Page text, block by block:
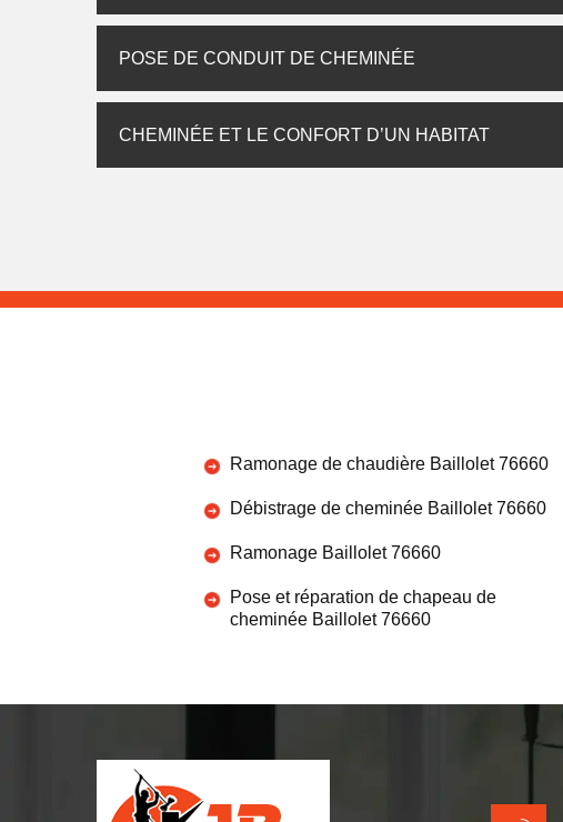
POSE DE CONDUIT DE CHEMINÉE
CHEMINÉE ET LE CONFORT D’UN HABITAT
Ramonage de chaudière Baillolet 76660
Débistrage de cheminée Baillolet 76660
Ramonage Baillolet 76660
Pose et réparation de chapeau de
cheminée Baillolet 76660